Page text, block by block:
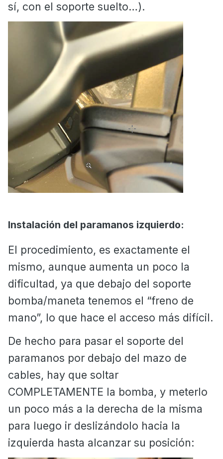
sí, con el soporte suelto…).
Instalación del paramanos izquierdo:
El procedimiento, es exactamente el
mismo, aunque aumenta un poco la
dificultad, ya que debajo del soporte
bomba/maneta tenemos el “freno de
mano”, lo que hace el acceso más difícil.
De hecho para pasar el soporte del
paramanos por debajo del mazo de
cables, hay que soltar
COMPLETAMENTE la bomba, y meterlo
un poco más a la derecha de la misma
para luego ir deslizándolo hacia la
izquierda hasta alcanzar su posición: